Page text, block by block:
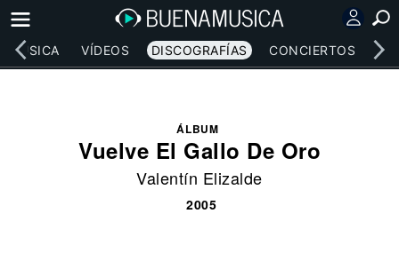
MÚSICA VÍDEOS DISCOGRAFÍAS CONCIERTOS
ÁLBUM
Vuelve El Gallo De Oro
Valentín Elizalde
2005